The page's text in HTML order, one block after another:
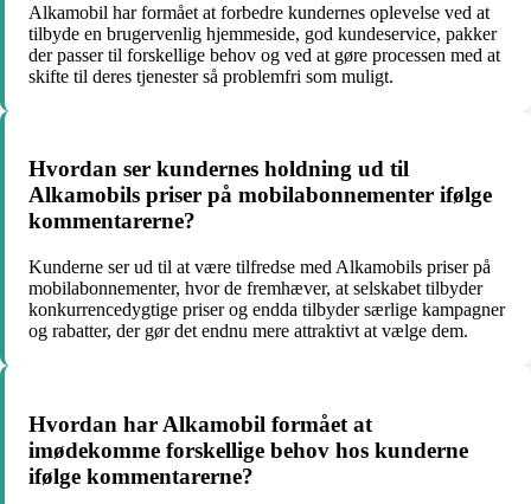
Alkamobil har formået at forbedre kundernes oplevelse ved at
tilbyde en brugervenlig hjemmeside, god kundeservice, pakker
der passer til forskellige behov og ved at gøre processen med at
skifte til deres tjenester så problemfri som muligt.
Hvordan ser kundernes holdning ud til
Alkamobils priser på mobilabonnementer ifølge
kommentarerne?
Kunderne ser ud til at være tilfredse med Alkamobils priser på
mobilabonnementer, hvor de fremhæver, at selskabet tilbyder
konkurrencedygtige priser og endda tilbyder særlige kampagner
og rabatter, der gør det endnu mere attraktivt at vælge dem.
Hvordan har Alkamobil formået at
imødekomme forskellige behov hos kunderne
ifølge kommentarerne?